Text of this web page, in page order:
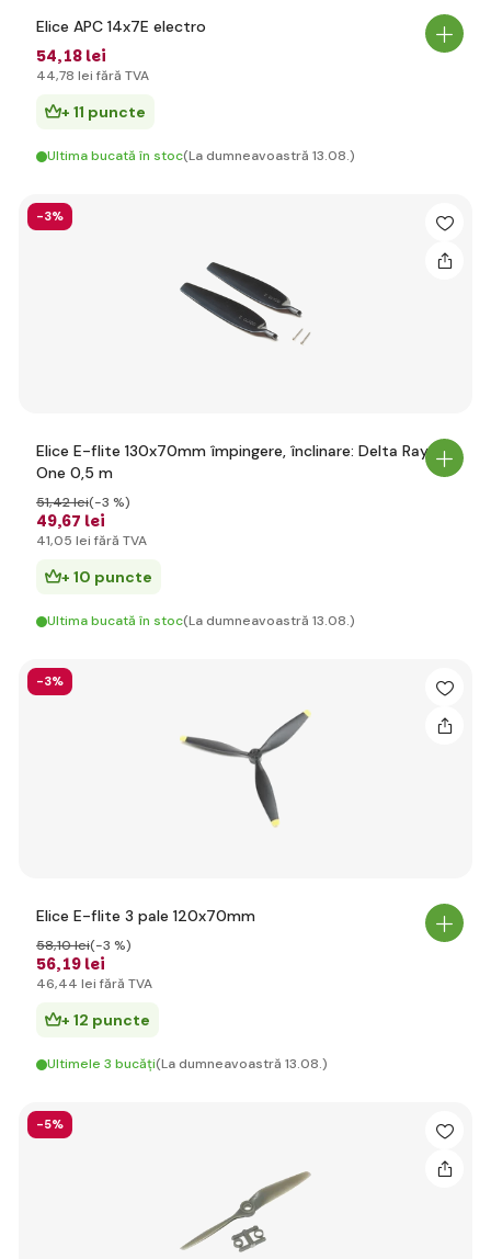
Elice APC 14x7E electro
54,18 lei
44,78 lei fără TVA
+ 11 puncte
Ultima bucată în stoc(La dumneavoastră 13.08.)
-3%
Elice E-flite 130x70mm împingere, înclinare: Delta Ray
One 0,5 m
49,67 lei
51,42 lei(-3 %)
41,05 lei fără TVA
+ 10 puncte
Ultima bucată în stoc(La dumneavoastră 13.08.)
-3%
Elice E-flite 3 pale 120x70mm
56,19 lei
58,10 lei(-3 %)
46,44 lei fără TVA
+ 12 puncte
Ultimele 3 bucăți(La dumneavoastră 13.08.)
-5%